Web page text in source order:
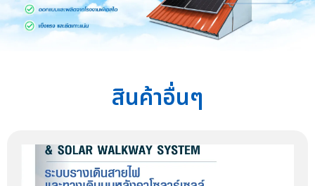
สินค้าอื่นๆ